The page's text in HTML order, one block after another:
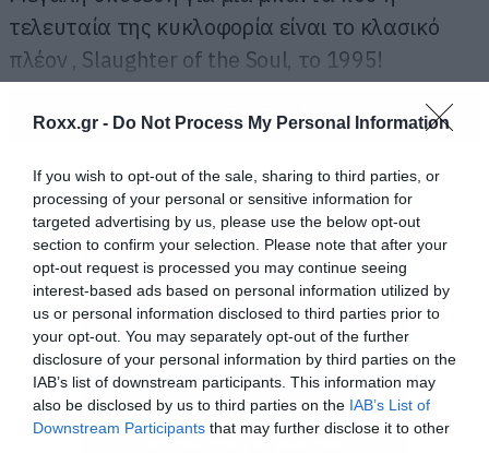
Roxx.gr - Do Not Process My Personal Information
If you wish to opt-out of the sale, sharing to third parties, or
processing of your personal or sensitive information for
targeted advertising by us, please use the below opt-out
section to confirm your selection. Please note that after your
opt-out request is processed you may continue seeing
interest-based ads based on personal information utilized by
us or personal information disclosed to third parties prior to
your opt-out. You may separately opt-out of the further
disclosure of your personal information by third parties on the
IAB’s list of downstream participants. This information may
also be disclosed by us to third parties on the IAB’s List of
Downstream Participants that may further disclose it to other
τελευταία της κυκλοφορία είναι το κλασικό
πλέον , Slaughter of the Soul, το 1995!
ΠΕΡΙΣΣΟΤΕΡΑ